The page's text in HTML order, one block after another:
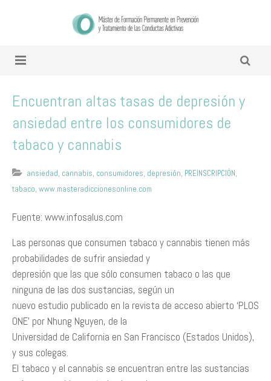
Encuentran altas tasas de depresión y
ansiedad entre los consumidores de
tabaco y cannabis
ansiedad, cannabis, consumidores, depresión, PREINSCRIPCIÓN,
tabaco, www.masteradiccionesonline.com
Fuente: www.infosalus.com
Las personas que consumen tabaco y cannabis tienen más
probabilidades de sufrir ansiedad y
depresión que las que sólo consumen tabaco o las que
ninguna de las dos sustancias, según un
nuevo estudio publicado en la revista de acceso abierto ‘PLOS
ONE’ por Nhung Nguyen, de la
Universidad de California en San Francisco (Estados Unidos),
y sus colegas.
El tabaco y el cannabis se encuentran entre las sustancias